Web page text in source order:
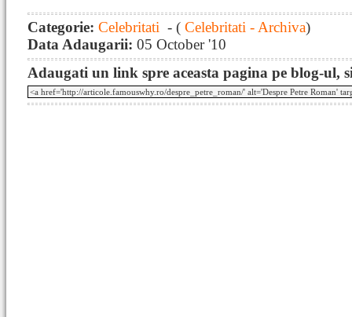
Categorie: Celebritati - ( Celebritati - Archiva)
Data Adaugarii: 05 October '10
Adaugati un link spre aceasta pagina pe blog-ul,